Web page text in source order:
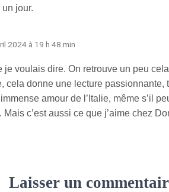
jour.
2024 à 19 h 48 min
je voulais dire. On retrouve un peu
cela donne une lecture passionnante,
amour de l’Italie, même s’il
c’est aussi ce que j’aime chez
Laisser un